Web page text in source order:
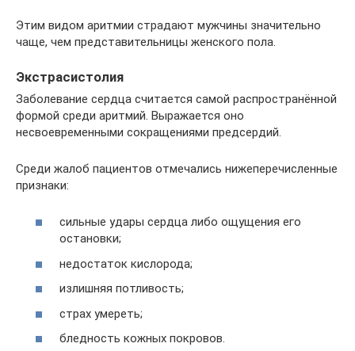
Этим видом аритмии страдают мужчины значительно
чаще, чем представительницы женского пола.
Экстрасистолия
Заболевание сердца считается самой распространённой
формой среди аритмий. Выражается оно
несвоевременными сокращениями предсердий.
Среди жалоб пациентов отмечались нижеперечисленные
признаки:
сильные удары сердца либо ощущения его
остановки;
недостаток кислорода;
излишняя потливость;
страх умереть;
бледность кожных покровов.